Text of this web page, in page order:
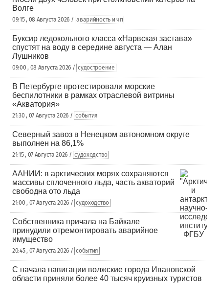
Волге
09:15 , 08 Августа 2026 / аварийность и чп
Буксир ледокольного класса «Нарвская застава»
спустят на воду в середине августа — Алан
Лушников
09:00 , 08 Августа 2026 / судостроение
В Петербурге протестировали морские
беспилотники в рамках отраслевой витрины
«Акватория»
21:30 , 07 Августа 2026 / события
Северный завоз в Ненецком автономном округе
выполнен на 86,1%
21:15 , 07 Августа 2026 / судоходство
ААНИИ: в арктических морях сохраняются
массивы сплоченного льда, часть акваторий
свободна ото льда
21:00 , 07 Августа 2026 / судоходство
Собственника причала на Байкале
принудили отремонтировать аварийное
имущество
20:45 , 07 Августа 2026 / события
С начала навигации волжские города Ивановской
области приняли более 40 тысяч круизных туристов